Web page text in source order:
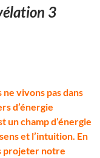
3
vivons pas dans
d’énergie
un champ d’énergie
et l’intuition. En
projeter notre